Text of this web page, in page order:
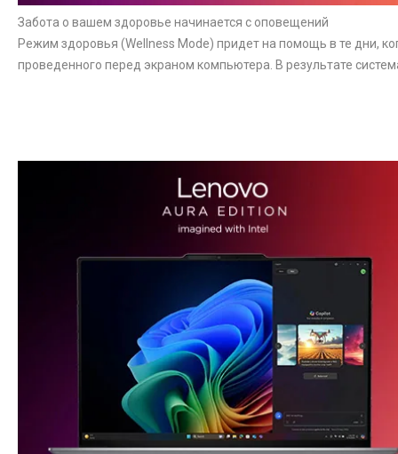
Забота о вашем здоровье начинается с оповещений
Режим здоровья (Wellness Mode) придет на помощь в те дни,
проведенного перед экраном компьютера. В результате